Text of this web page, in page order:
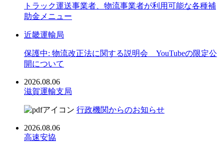
トラック運送事業者、物流事業者が利用可能な各種補
助金メニュー
近畿運輸局
保護中: 物流改正法に関する説明会 YouTubeの限定公
開について
2026.08.06
滋賀運輸支局
行政機関からのお知らせ
2026.08.06
高速安協